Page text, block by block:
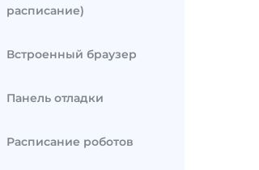
расписание)
Встроенный браузер
Панель отладки
Расписание роботов